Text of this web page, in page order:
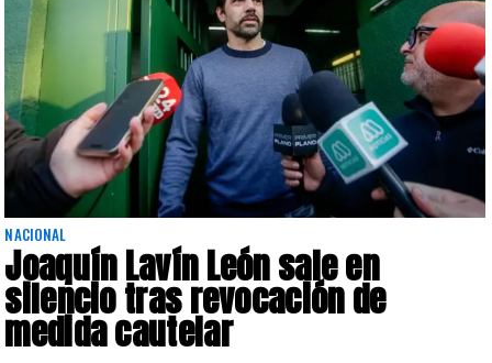
NACIONAL
Joaquín Lavín León sale en
silencio tras revocación de
medida cautelar